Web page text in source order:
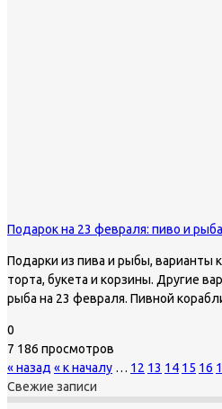
Подарок на 23 февраля: пиво и рыба
Подарки из пива и рыбы, варианты
торта, букета и корзины. Другие
рыба на 23 февраля. Пивной
0
7 186 просмотров
« назад « к началу … 12 13 14 15 16
Свежие записи